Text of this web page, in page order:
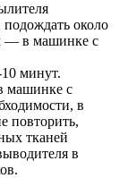
подождать около
— в машинке с
минут.
машинке с
в
повторить,
тканей
в